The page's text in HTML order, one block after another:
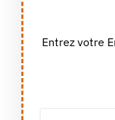
Entrez votre